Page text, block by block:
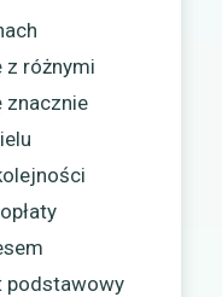
z różnymi
znacznie
podstawowy